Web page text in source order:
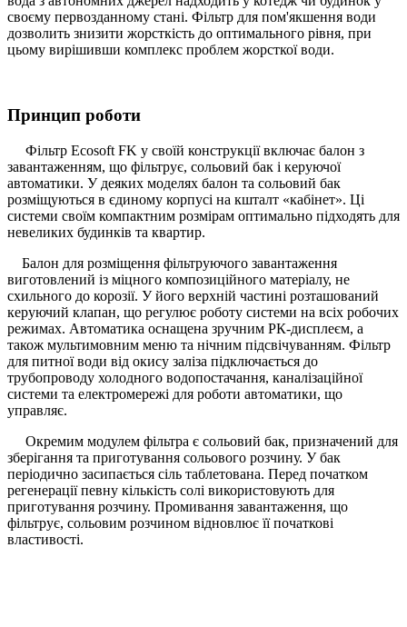
своєму первозданному стані. Фільтр для пом'якшення води
дозволить знизити жорсткість до оптимального рівня, при
цьому вирішивши комплекс проблем жорсткої води.
Принцип роботи
Фільтр Ecosoft FK у своїй конструкції включає балон з
завантаженням, що фільтрує, сольовий бак і керуючої
автоматики. У деяких моделях балон та сольовий бак
розміщуються в єдиному корпусі на кшталт «кабінет». Ці
системи своїм компактним розмірам оптимально підходять для
невеликих будинків та квартир.
Балон для розміщення фільтруючого завантаження
виготовлений із міцного композиційного матеріалу, не
схильного до корозії. У його верхній частині розташований
керуючий клапан, що регулює роботу системи на всіх робочих
режимах. Автоматика оснащена зручним РК-дисплеєм, а
також мультимовним меню та нічним підсвічуванням. Фільтр
для питної води від окису заліза підключається до
трубопроводу холодного водопостачання, каналізаційної
системи та електромережі для роботи автоматики, що
управляє.
Окремим модулем фільтра є сольовий бак, призначений для
зберігання та приготування сольового розчину. У бак
періодично засипається сіль таблетована. Перед початком
регенерації певну кількість солі використовують для
приготування розчину. Промивання завантаження, що
фільтрує, сольовим розчином відновлює її початкові
властивості.